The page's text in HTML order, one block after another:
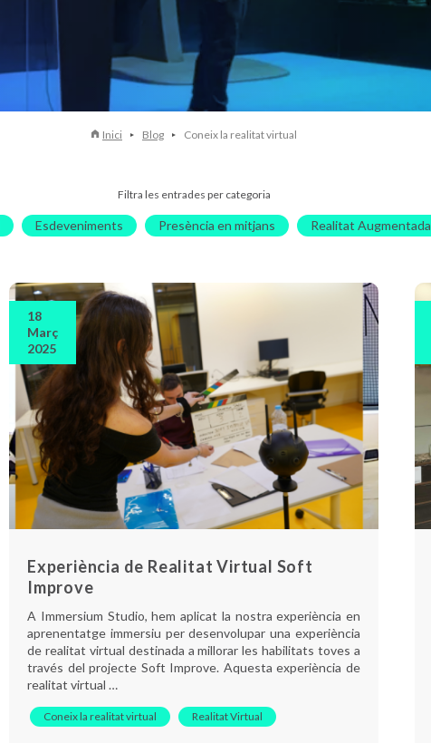
Inici Blog Coneix la realitat virtual
Filtra les entrades per categoria
Esdeveniments Presència en mitjans Realitat Augmentada
18
Març
2025
Experiència de Realitat Virtual Soft
Improve
A Immersium Studio, hem aplicat la nostra experiència en
aprenentatge immersiu per desenvolupar una experiència
de realitat virtual destinada a millorar les habilitats toves a
través del projecte Soft Improve. Aquesta experiència de
realitat virtual …
Coneix la realitat virtual Realitat Virtual